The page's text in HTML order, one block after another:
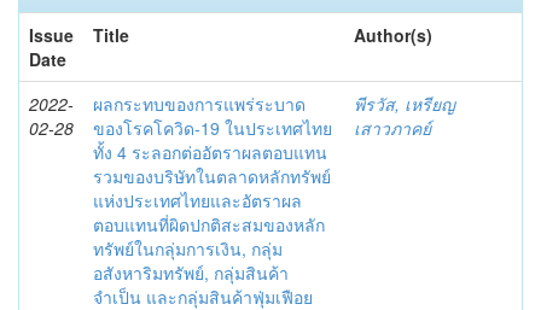
Issue
Date
Title Author(s)
2022-
02-28
ผลกระทบของการแพร่ระบาด
ของโรคโควิด-19 ในประเทศไทย
ทั้ง 4 ระลอกต่ออัตราผลตอบแทน
รวมของบริษัทในตลาดหลักทรัพย์
แห่งประเทศไทยและอัตราผล
ตอบแทนที่ผิดปกติสะสมของหลัก
ทรัพย์ในกลุ่มการเงิน, กลุ่ม
อสังหาริมทรัพย์, กลุ่มสินค้า
จำเป็น และกลุ่มสินค้าฟุ่มเฟือย
พีรวัส, เหรียญ
เสาวภาคย์